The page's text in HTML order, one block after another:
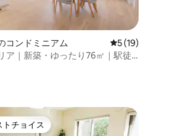
4.79つ星の平均評価
コンドミニアム レビュー19件、5
5 (19)
ア｜新築・ゆったり76㎡｜駅徒
のゲストチョイスです。
トチョイス